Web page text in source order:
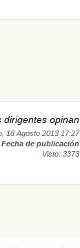
dirigentes opinan
18 Agosto 2013 17:27
Fecha de publicación
Visto: 3373